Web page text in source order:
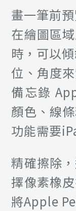
畫一筆前
在繪圖區
時，可以
位、角度
備忘錄
顏色、線
功能需要
精確擦除
擇像素橡
將Apple